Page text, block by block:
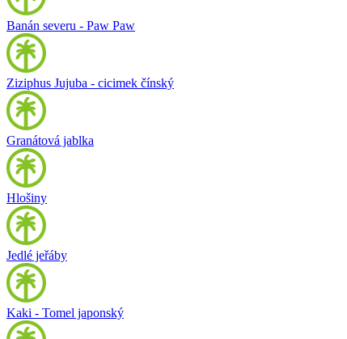
Banán severu - Paw Paw
Ziziphus Jujuba - cicimek čínský
Granátová jablka
Hlošiny
Jedlé jeřáby
Kaki - Tomel japonský